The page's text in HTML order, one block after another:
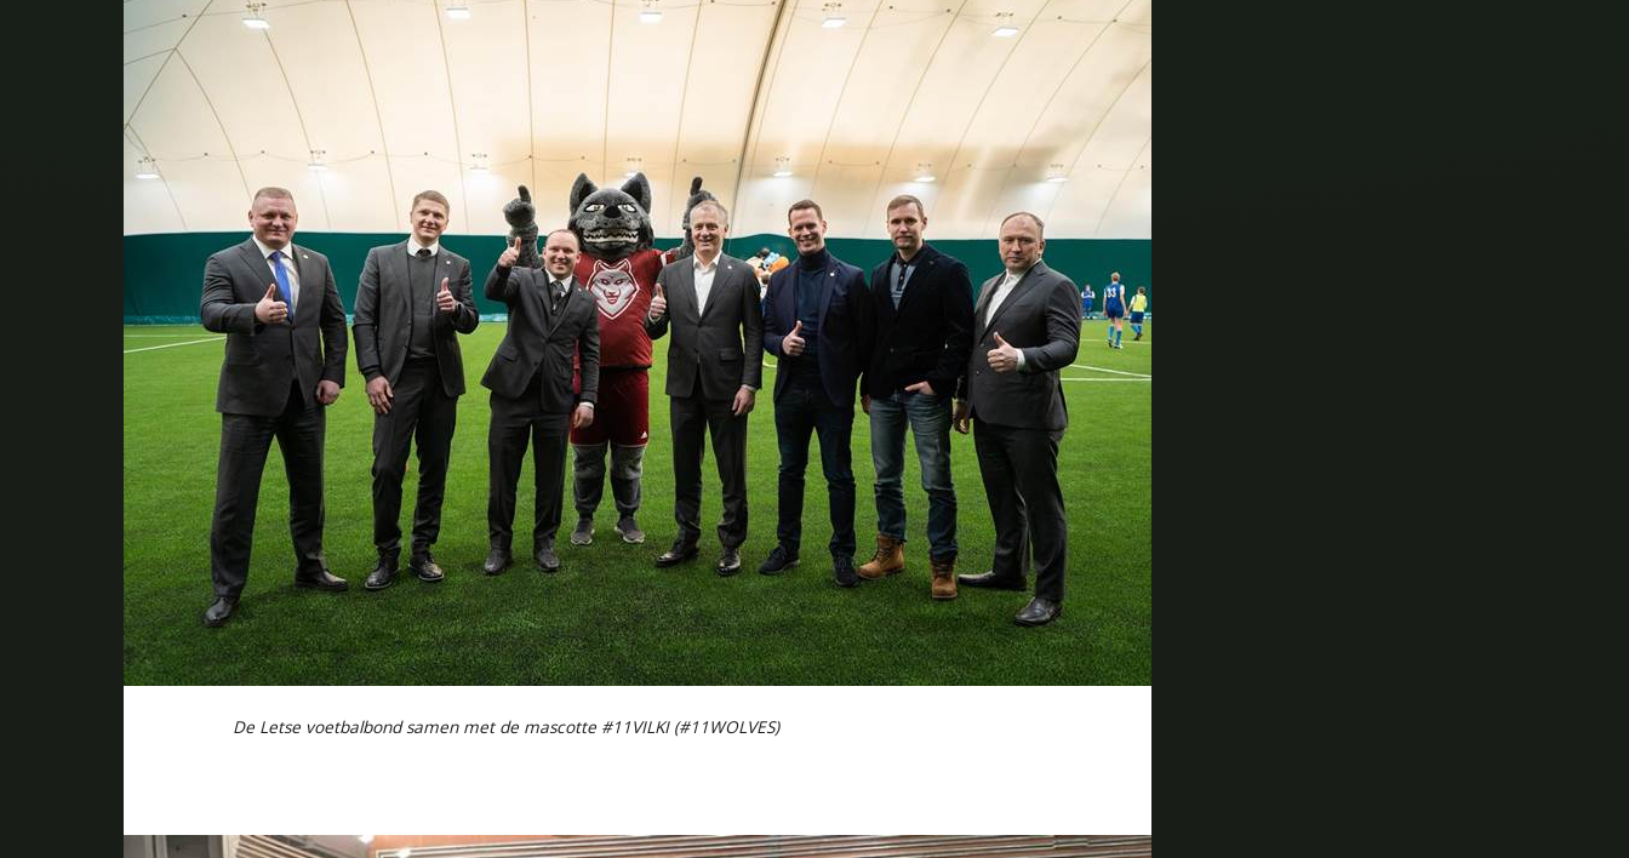
De Letse voetbalbond samen met de mascotte #11VILKI (#11WOLVES)